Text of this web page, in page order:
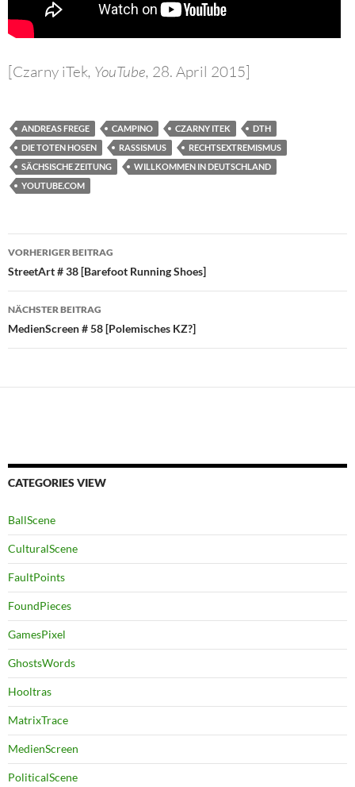
[Czarny iTek, YouTube, 28. April 2015]
ANDREAS FREGE CAMPINO CZARNY ITEK
DTH
DIE TOTEN HOSEN
RASSISMUS
RECHTSEXTREMISMUS
SÄCHSISCHE ZEITUNG
WILLKOMMEN IN DEUTSCHLAND
YOUTUBE.COM
Beitragsnavigation
VORHERIGER BEITRAG
StreetArt # 38 [Barefoot Running Shoes]
NÄCHSTER BEITRAG
MedienScreen # 58 [Polemisches KZ?]
CATEGORIES VIEW
BallScene
CulturalScene
FaultPoints
FoundPieces
GamesPixel
GhostsWords
Hooltras
MatrixTrace
MedienScreen
PoliticalScene